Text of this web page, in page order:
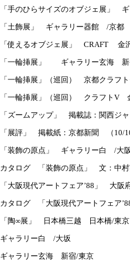
「手のひらサイズのオブジェ展」
「土飾展」 ギャラリー器館 /京都
「使えるオブジェ展」 CRAFT 金
「一輪挿展」 ギャラリー玄海 新
「一輪挿展」（巡回） 京都クラフ
「一輪挿展」（巡回） クラフトV
「ズームアップ」 掲載誌：関西
「展評」 掲載紙：京都新聞 （10/
「装飾の原点」 ギャラリー白 /
カタログ 「装飾の原点」 文：中
「大阪現代アートフェア’88」 大
カタログ 「大阪現代アートフェア
「陶∞展」 日本橋三越 日本橋/東京
ギャラリー白 /大坂
ギャラリー玄海 新宿/東京